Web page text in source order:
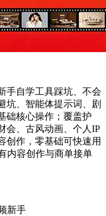
手自学工具踩坑、不会
坑、智能体提示词、剧
础核心操作；覆盖护
会、古风动画、个人IP
创作，零基础可快速用
内容创作与商单接单
新手